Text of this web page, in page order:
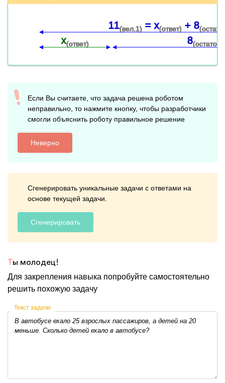
11(вел.1) = x(ответ) + 8
x(ответ) 8(остаток)
Если Вы считаете, что задача решена роботом
неправильно, то нажмите кнопку, чтобы разработчики
смогли объяснить роботу правильное решение
Неверно
Сгенерировать уникальные задачи с ответами на
основе текущей задачи.
Сгенерировать
Ты молодец!
Для закрепления навыка попробуйте самостоятельно
решить похожую задачу
Текст задачи